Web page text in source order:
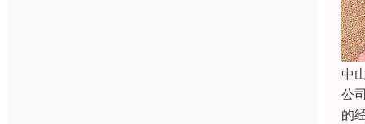
中
公
的